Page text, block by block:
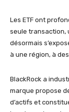
Les ETF ont
seule transaction,
désormais
à une région, à
BlackRock a
marque propose
d’actifs et